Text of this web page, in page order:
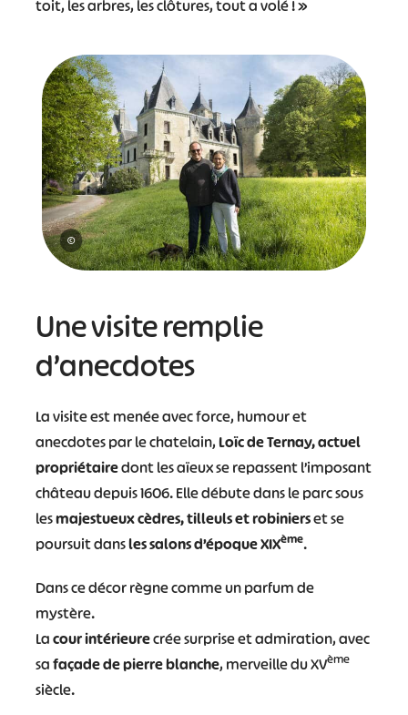
toit, les arbres, les clôtures, tout a volé ! »
©
Une visite remplie
d’anecdotes
La visite est menée avec force, humour et
anecdotes par le chatelain,Loïc de Ternay, actuel
propriétairedont les aïeux se repassent l’imposant
château depuis 1606. Elle débute dans le parc sous
lesmajestueux cèdres, tilleuls et robinierset se
poursuit dansles salons d’époque XIXème.
Dans ce décor règne comme un parfum de
mystère.
Lacour intérieurecrée surprise et admiration, avec
safaçade de pierre blanche, merveille du XVème
siècle.